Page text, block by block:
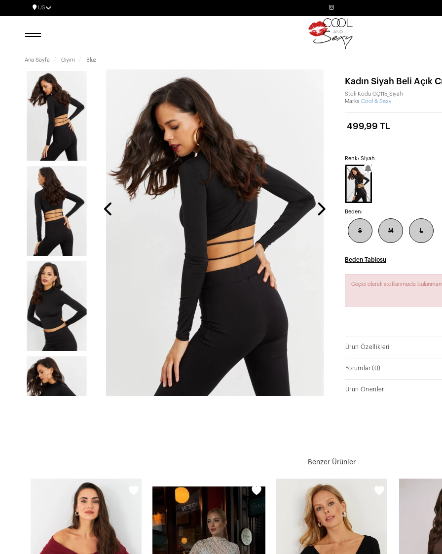
US
Ana Sayfa Giyim Bluz
Kadın Siyah Beli Açık
Stok Kodu GÇ115_Siyah
Marka Cool & Sexy
499,99 TL
Renk: Siyah
Beden:
S M L
Beden Tablosu
Geçici olarak stoklarımızda
Ürün Özellikleri
Yorumlar(0)
Ürün Önerileri
Benzer Ürünler